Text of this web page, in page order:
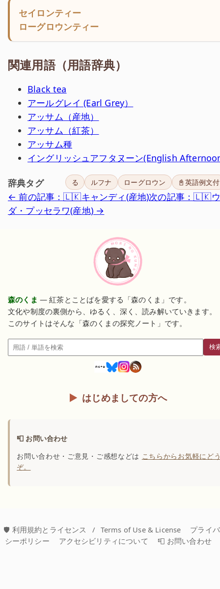
セイロンティー
ローグロウンティー
関連用語（用語辞典）
Black tea
アールグレイ (Earl Grey）
アッサム（産地）
アッサム（紅茶）
アッサム種
イングリッシュアフタヌーン(English
辞典タグ る ルフナ ローグロウン 📓英語例文付
← 前の記事：🇱🇰キャンディ(産地)次の記事：🇱🇰ウ
ダ・プッセラワ(産地) →
森のくま — 紅茶とことばを愛する「森のくま」です。
文化や制度の裏側から、ゆるく、深く、読み解いていきます。
このサイトはそんな「森のくまの探究ノート」です。
検索
検
はじめましての方へ
📮 お問い合わせ
お問い合わせ・ご意見・ご感想などは こちらからお気軽にど
ぞ。
🛡️ 利用規約とライセンス / Terms of Use & License
プライバ
シーポリシー
アクセシビリティについて 📮 お問い合わせ